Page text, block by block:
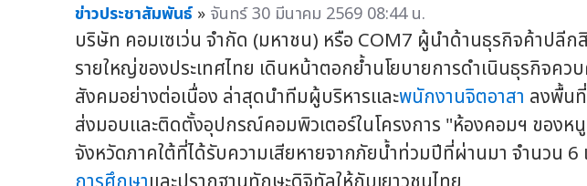
ข่าวประชาสัมพันธ์ » จันทร์ 30 มีนาคม 2569 08:44 น.
บริษัท คอมเซเว่น จำกัด (มหาชน) หรือ COM7 ผู้นำด้านธุรกิจค้าปลีก
รายใหญ่ของประเทศไทย เดินหน้าตอกย้ำนโยบายการดำเนินธุรกิจค
สังคมอย่างต่อเนื่อง ล่าสุดนำทีมผู้บริหารและพนักงานจิตอาสา ลงพื้น
ส่งมอบและติดตั้งอุปกรณ์คอมพิวเตอร์ในโครงการ "ห้องคอมฯ ของห
จังหวัดภาคใต้ที่ได้รับความเสียหายจากภัยน้ำท่วมปีที่ผ่านมา จำนวน 6